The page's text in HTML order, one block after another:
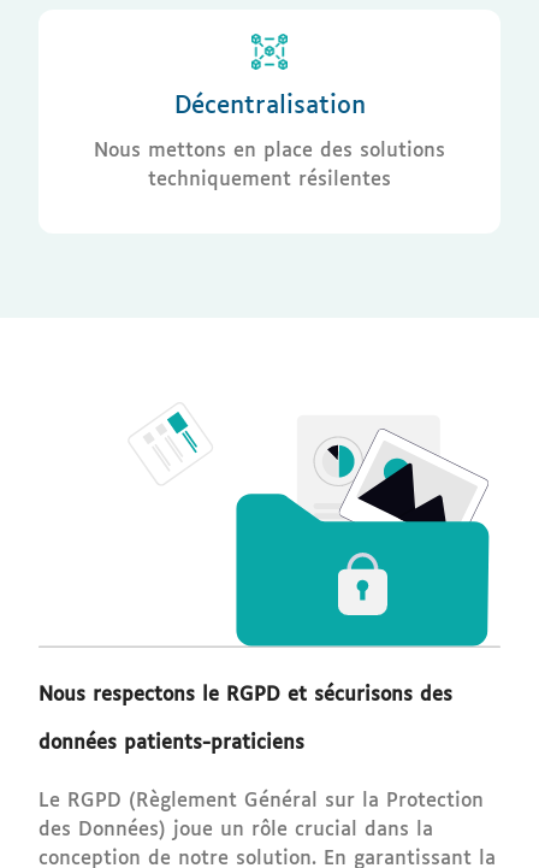
Décentralisation
Nous mettons en place des solutions
techniquement résilentes
Nous respectons le RGPD et sécurisons des
données patients-praticiens
Le RGPD (Règlement Général sur la Protection
des Données) joue un rôle crucial dans la
conception de notre solution. En garantissant la